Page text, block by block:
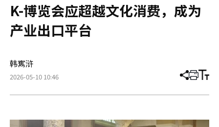
K-博览会应超越文化消费，成为
产业出口平台
韩寯浒
2026-05-10 10:46 分
章
打 调
小